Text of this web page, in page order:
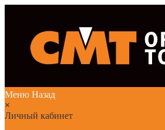
Меню Назад
×
Личный кабинет